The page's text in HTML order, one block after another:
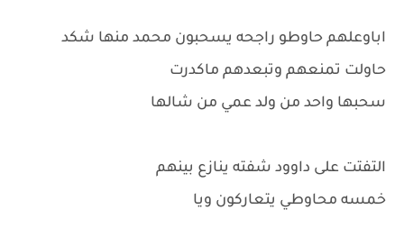
اباوعلهم حاوطو راجحه يسحبون محمد منها شكد
حاولت تمنعهم وتبعدهم ماكدرت
سحبها واحد من ولد عمي من شالها
التفتت على داوود شفته ينازع بينهم
خمسه محاوطي يتعاركون ويا